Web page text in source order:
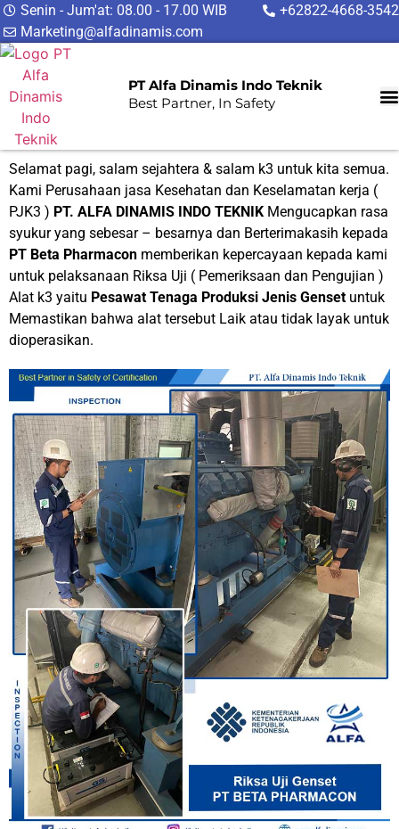
Senin - Jum'at: 08.00 - 17.00 WIB
+62822-4668-3542
Marketing@alfadinamis.com
PT Alfa Dinamis Indo Teknik
Best Partner, In Safety
Selamat pagi, salam sejahtera & salam k3 untuk kita semua.
Kami Perusahaan jasa Kesehatan dan Keselamatan kerja (
PJK3 ) PT. ALFA DINAMIS INDO TEKNIK Mengucapkan rasa
syukur yang sebesar – besarnya dan Berterimakasih kepada
PT Beta Pharmacon memberikan kepercayaan kepada kami
untuk pelaksanaan Riksa Uji ( Pemeriksaan dan Pengujian )
Alat k3 yaitu Pesawat Tenaga Produksi Jenis Genset untuk
Memastikan bahwa alat tersebut Laik atau tidak layak untuk
dioperasikan.